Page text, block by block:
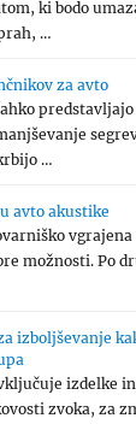
ki bodo
…
za avto
…
avto akustike
možnosti. Po
izboljševanje
izdelke
zvoka, za